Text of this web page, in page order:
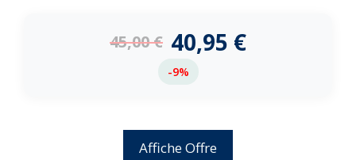
5
45,00€ 40,95 €
-9%
Affiche Offre